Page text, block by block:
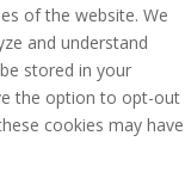
of the website. We
and understand
stored in your
the option to opt-out
cookies may have